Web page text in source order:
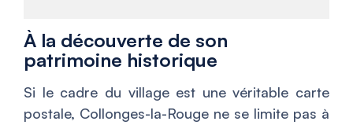
À la découverte de son
patrimoine historique
Si le cadre du village est une véritable carte
postale, Collonges-la-Rouge ne se limite pas à